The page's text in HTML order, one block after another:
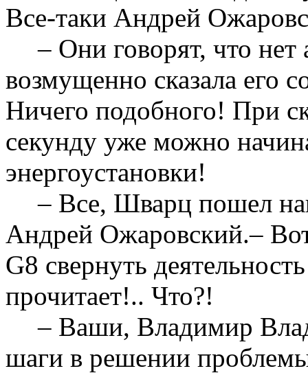
Все-таки Андрей
– Они говорят, что
возмущенно сказала его
Ничего подобного! При
секунду уже можно
энергоустановки!
– Все, Шварц пошел
Андрей Ожаровский.–
G8 свернуть
прочитает!.. Что?!
– Ваши, Владимир
шаги в решении